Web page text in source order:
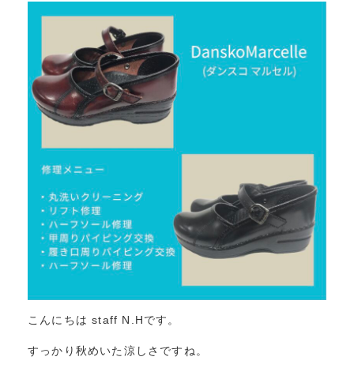
こんにちは staff N.Hです。
すっかり秋めいた涼しさですね。